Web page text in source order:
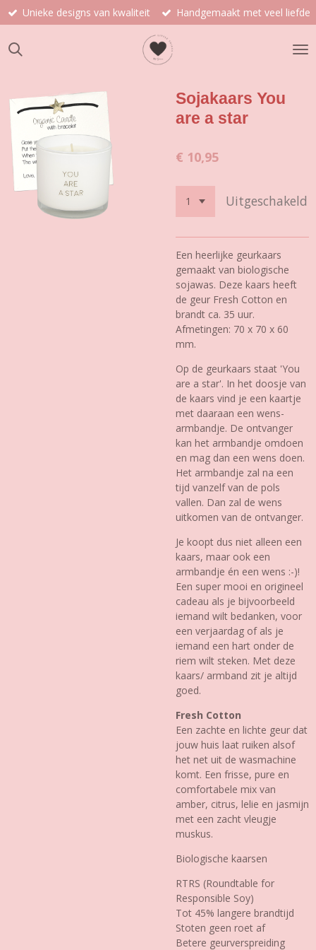
Ga
direct
naar
Unieke designs van kwaliteit Handgemaakt met veel liefde
Sojakaars You
are a star
€ 10,95
Uitgeschakeld
Een heerlijke geurkaars
gemaakt van biologische
sojawas. Deze kaars heeft
de geur Fresh Cotton en
brandt ca. 35 uur.
Afmetingen: 70 x 70 x 60
mm.
Op de geurkaars staat 'You
are a star'. In het doosje van
de kaars vind je een kaartje
met daaraan een wens-
armbandje. De ontvanger
kan het armbandje omdoen
en mag dan een wens doen.
Het armbandje zal na een
tijd vanzelf van de pols
vallen. Dan zal de wens
uitkomen van de ontvanger.
Je koopt dus niet alleen een
kaars, maar ook een
armbandje én een wens :-)!
Een super mooi en origineel
cadeau als je bijvoorbeeld
iemand wilt bedanken, voor
een verjaardag of als je
iemand een hart onder de
riem wilt steken. Met deze
kaars/ armband zit je altijd
goed.
Fresh Cotton
Een zachte en lichte geur dat
jouw huis laat ruiken alsof
het net uit de wasmachine
komt. Een frisse, pure en
comfortabele mix van
amber, citrus, lelie en jasmijn
met een zacht vleugje
muskus.
Biologische kaarsen
RTRS (Roundtable for
Responsible Soy)
Tot 45% langere brandtijd
Stoten geen roet af
Betere geurverspreiding